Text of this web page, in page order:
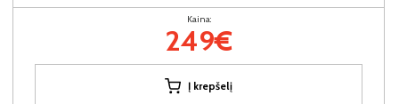
Kaina:
249€
Į krepšelį